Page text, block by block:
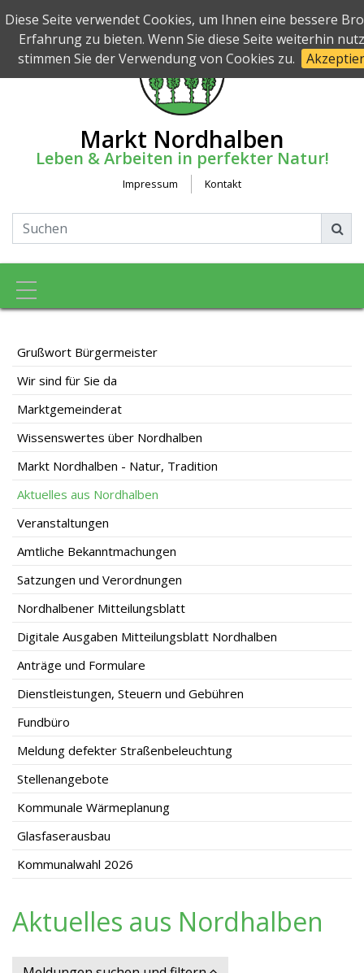
Diese Seite verwendet Cookies, um Ihnen eine bessere
Erfahrung zu bieten. Wenn Sie diese Seite weiterhin
stimmen Sie der Verwendung von Cookies zu.
Markt Nordhalben
Leben & Arbeiten in perfekter Natur!
Impressum Kontakt
Toggle navigation
Grußwort Bürgermeister
Wir sind für Sie da
Marktgemeinderat
Wissenswertes über Nordhalben
Markt Nordhalben - Natur, Tradition
Aktuelles aus Nordhalben
Veranstaltungen
Amtliche Bekanntmachungen
Satzungen und Verordnungen
Nordhalbener Mitteilungsblatt
Digitale Ausgaben Mitteilungsblatt Nordhalben
Anträge und Formulare
Dienstleistungen, Steuern und Gebühren
Fundbüro
Meldung defekter Straßenbeleuchtung
Stellenangebote
Kommunale Wärmeplanung
Glasfaserausbau
Kommunalwahl 2026
Aktuelles aus Nordhalben